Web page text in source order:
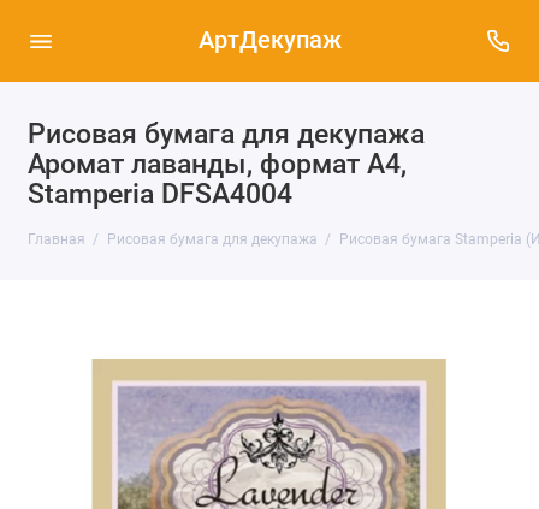
АртДекупаж
Рисовая бумага для декупажа
Аромат лаванды, формат А4,
Stamperia DFSA4004
Главная Рисовая бумага для декупажа Рисовая бумага Stamperia